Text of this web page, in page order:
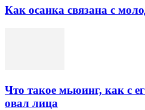
Как осанка связана с
Что такое мьюинг, как с
овал лица